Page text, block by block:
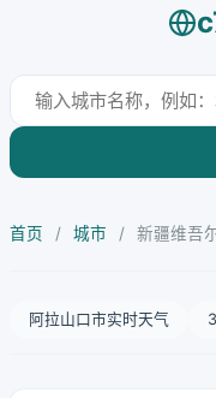
首页 / 城市 / 新疆维吾
阿拉山口市实时天气